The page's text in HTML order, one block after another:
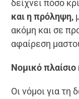
δείχνει πόσο
και η πρόληψη,
ακόμη και σε
αφαίρεση
Νομικό πλαίσιο
Οι νόμοι για